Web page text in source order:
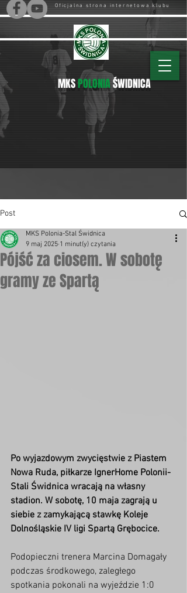
Oficjalna strona internetowa klubu
MKSPOLONIAŚWIDNICA
Post
Pójść za ciosem. W sobotę
gramy ze Spartą
MKS Polonia-Stal Świdnica
9 maj 2025 1 minut(y) czytania
Po wyjazdowym zwycięstwie z Piastem
Nowa Ruda, piłkarze IgnerHome Polonii-
Stali Świdnica wracają na własny
stadion. W sobotę, 10 maja zagrają u
siebie z zamykającą stawkę Koleje
Dolnośląskie IV ligi Spartą Grębocice.
Podopieczni trenera Marcina Domagały
podczas środkowego, zaległego
spotkania pokonali na wyjeździe 1:0